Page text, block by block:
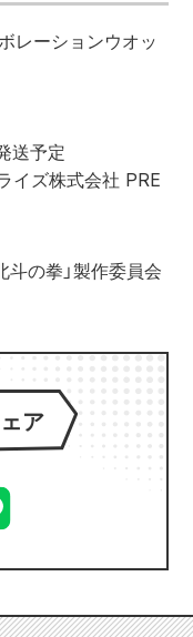
レーションウオッ
送予定
イズ株式会社 PRE
斗の拳」製作委員会
ア